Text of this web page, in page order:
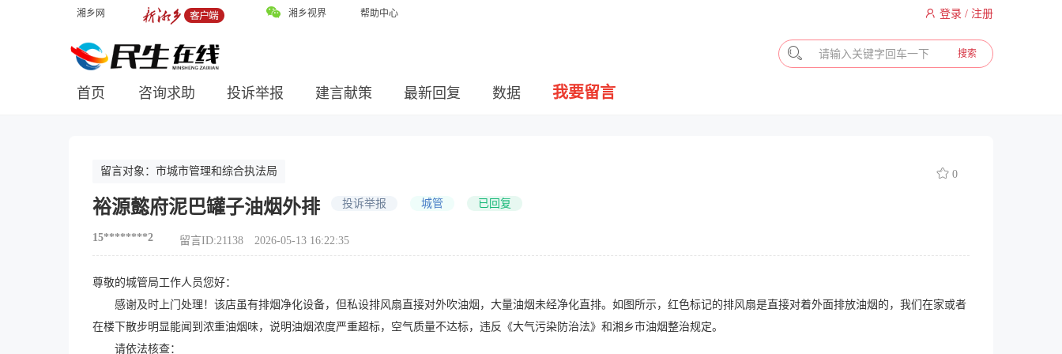
湘乡网 湘乡视界 帮助中心 登录 / 注册
搜索
首页 咨询求助 投诉举报 建言献策 最新回复 数据 我要留言
留言对象： 市城市管理和综合执法局 0
裕源懿府泥巴罐子油烟外排 投诉举报 城管 已回复
15********2 留言ID:21138 2026-05-13 16:22:35
尊敬的城管局工作人员您好：
感谢及时上门处理！该店虽有排烟净化设备，但私设排风扇直接对外吹油烟，大量油烟未经净化直排。如图所示，红色标记的排风扇是直接对着外面排放油烟的，我们在家或者
在楼下散步明显能闻到浓重油烟味，说明油烟浓度严重超标，空气质量不达标，违反《大气污染防治法》和湘乡市油烟整治规定。
请依法核查：